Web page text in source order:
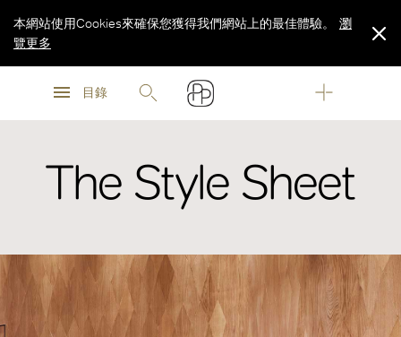
瀏
目錄
本網站使用Cookies來確保您獲得我們網站上的最佳體驗。
瀏
覽更多
The Style Sheet